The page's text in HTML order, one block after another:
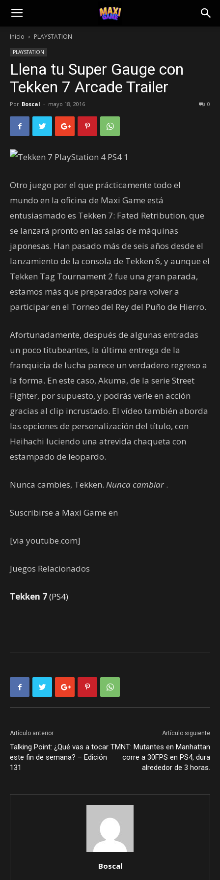
Inicio PLAYSTATION
PLAYSTATION
Llena tu Super Gauge con
Tekken 7 Arcade Trailer
Por Boscal - mayo 18, 2016 0
Otro juego por el que prácticamente todo el
mundo en la oficina de Maxi Game está
entusiasmado es Tekken 7: Fated Retribution, que
se lanzará pronto en las salas de máquinas
japonesas. Han pasado más de seis años desde el
lanzamiento de la consola de Tekken 6, y aunque el
Tekken Tag Tournament 2 fue una gran parada,
estamos más que preparados para volver a
participar en el Torneo del Rey del Puño de Hierro.
Afortunadamente, después de algunas entradas
un poco titubeantes, la última entrega de la
franquicia de lucha parece un verdadero regreso a
la forma. En este caso, Akuma, de la serie Street
Fighter, por supuesto, y podrás verle en acción
gracias al clip incrustado. El vídeo también aborda
las opciones de personalización del título, con
Heihachi luciendo una atrevida chaqueta con
estampado de leopardo.
Nunca cambies, Tekken. Nunca cambiar .
Suscribirse a Maxi Game en
[via youtube.com]
Juegos Relacionados
Tekken 7(PS4)
Artículo anterior
Talking Point: ¿Qué vas a tocar
este fin de semana? – Edición
131
Artículo siguiente
TMNT: Mutantes en Manhattan
corre a 30FPS en PS4, dura
alrededor de 3 horas.
Boscal